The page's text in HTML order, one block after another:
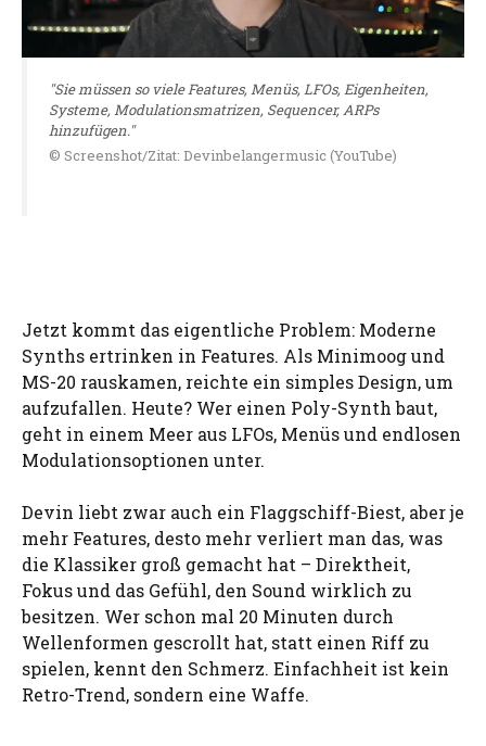
"Sie müssen so viele Features, Menüs, LFOs, Eigenheiten,
Systeme, Modulationsmatrizen, Sequencer, ARPs
hinzufügen."
© Screenshot/Zitat: Devinbelangermusic (YouTube)
Jetzt kommt das eigentliche Problem: Moderne
Synths ertrinken in Features. Als Minimoog und
MS-20 rauskamen, reichte ein simples Design, um
aufzufallen. Heute? Wer einen Poly-Synth baut,
geht in einem Meer aus LFOs, Menüs und endlosen
Modulationsoptionen unter.
Devin liebt zwar auch ein Flaggschiff-Biest, aber je
mehr Features, desto mehr verliert man das, was
die Klassiker groß gemacht hat – Direktheit,
Fokus und das Gefühl, den Sound wirklich zu
besitzen. Wer schon mal 20 Minuten durch
Wellenformen gescrollt hat, statt einen Riff zu
spielen, kennt den Schmerz. Einfachheit ist kein
Retro-Trend, sondern eine Waffe.